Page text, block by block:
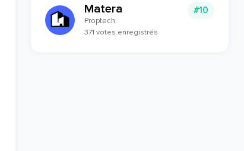
#10
Matera
Proptech
371 votes enregistrés